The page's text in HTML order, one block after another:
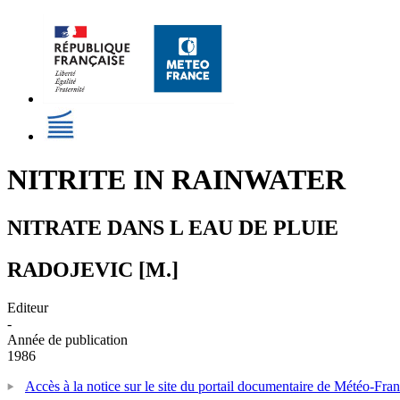
NITRITE IN RAINWATER
NITRATE DANS L EAU DE PLUIE
RADOJEVIC [M.]
Editeur
-
Année de publication
1986
Accès à la notice sur le site du portail documentaire de Météo-